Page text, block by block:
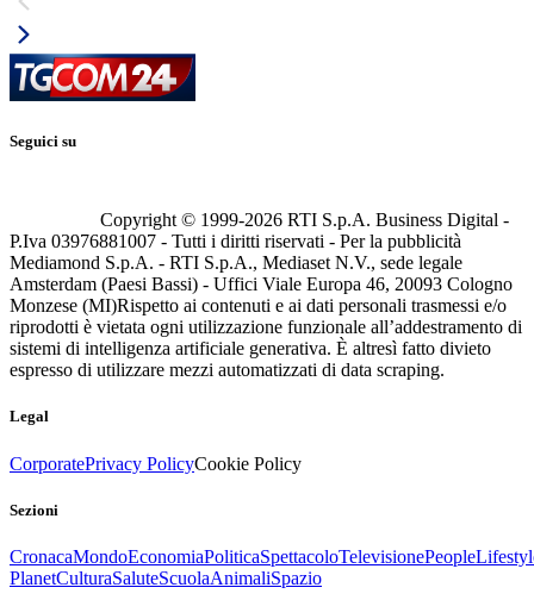
Seguici su
Copyright © 1999-2026 RTI S.p.A. Business Digital -
P.Iva 03976881007 - Tutti i diritti riservati - Per la pubblicità
Mediamond S.p.A. - RTI S.p.A., Mediaset N.V., sede legale
Amsterdam (Paesi Bassi) - Uffici Viale Europa 46, 20093 Cologno
Monzese (MI)Rispetto ai contenuti e ai dati personali trasmessi e/o
riprodotti è vietata ogni utilizzazione funzionale all’addestramento di
sistemi di intelligenza artificiale generativa. È altresì fatto divieto
espresso di utilizzare mezzi automatizzati di data scraping.
Legal
CorporatePrivacy PolicyCookie Policy
Sezioni
CronacaMondoEconomiaPoliticaSpettacoloTelevisionePeople
PlanetCulturaSaluteScuolaAnimaliSpazio